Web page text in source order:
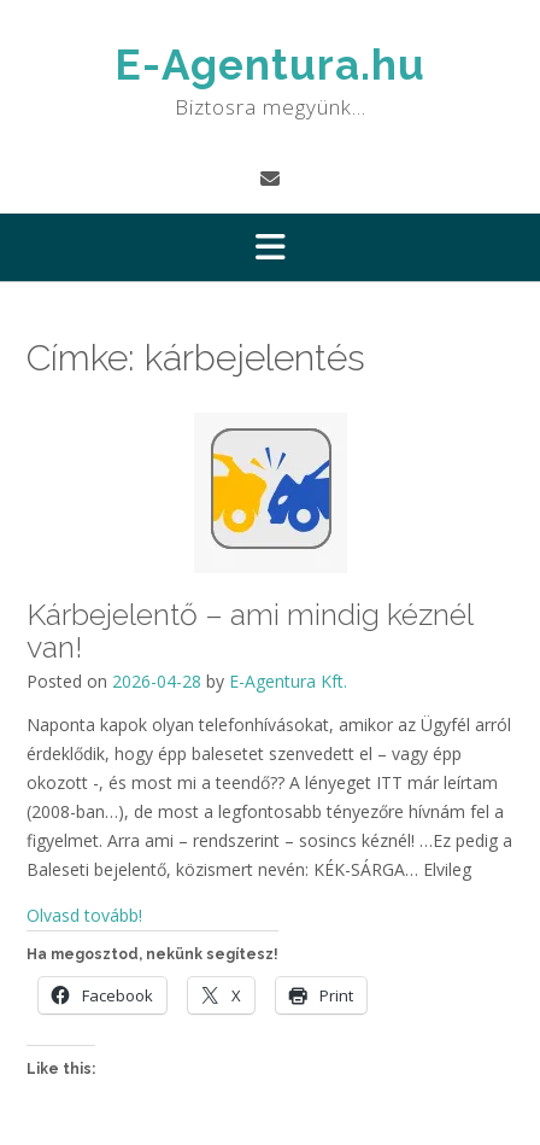
E-Agentura.hu
Biztosra megyünk…
Címke: kárbejelentés
Kárbejelentő – ami mindig kéznél
van!
Posted on 2026-04-28 by E-Agentura Kft.
Naponta kapok olyan telefonhívásokat, amikor az Ügyfél arról
érdeklődik, hogy épp balesetet szenvedett el – vagy épp
okozott -, és most mi a teendő?? A lényeget ITT már leírtam
(2008-ban…), de most a legfontosabb tényezőre hívnám fel a
figyelmet. Arra ami – rendszerint – sosincs kéznél! …Ez pedig a
Baleseti bejelentő, közismert nevén: KÉK-SÁRGA… Elvileg
Olvasd tovább!
Ha megosztod, nekünk segítesz!
Facebook X Print
Like this: